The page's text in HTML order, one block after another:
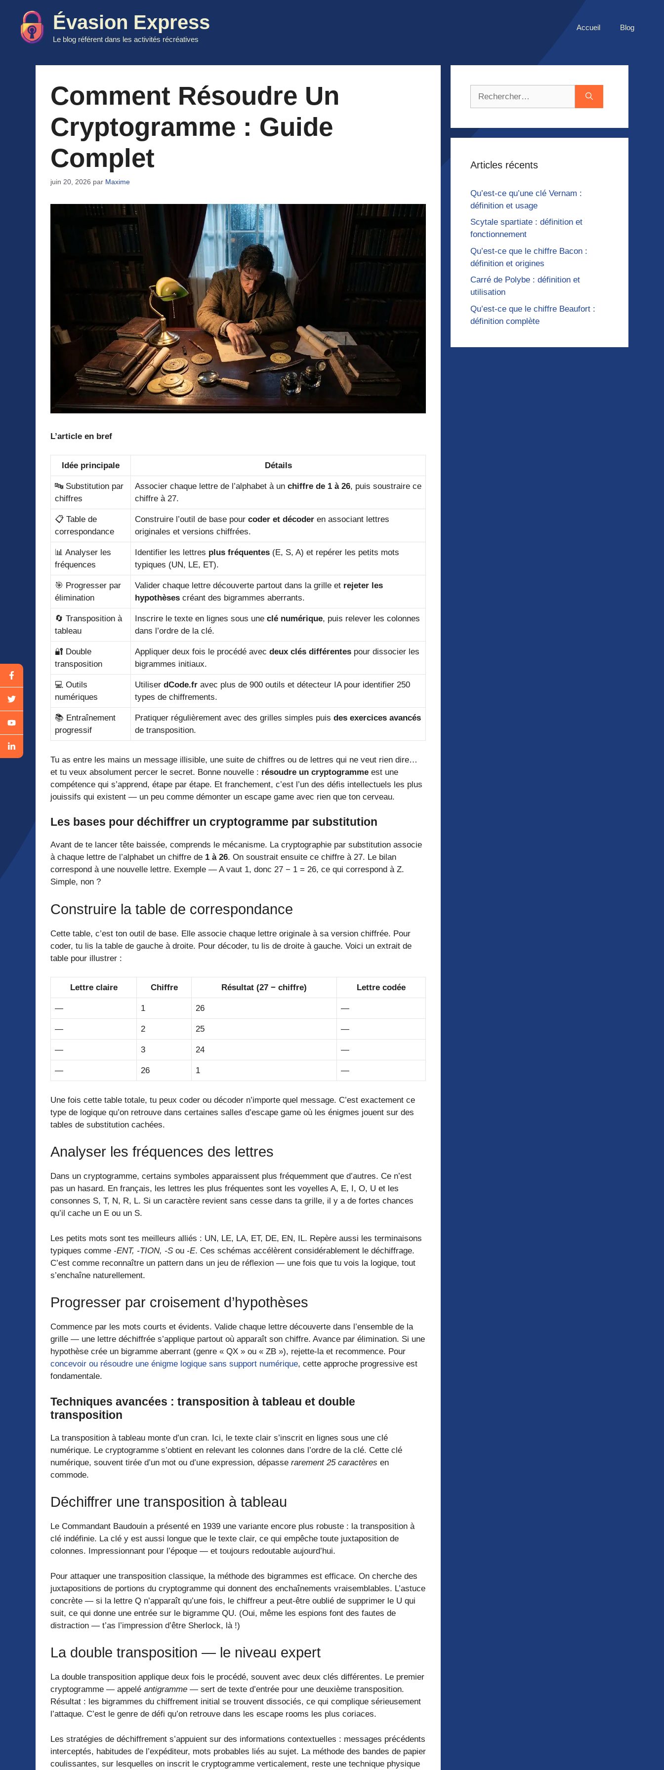
contenu
Évasion Express
Le blog référent dans les activités récréatives
Accueil Blog
Comment Résoudre Un
Cryptogramme : Guide
Complet
juin 20, 2026 par Maxime
L’article en bref
Idée principale Détails
🔤 Substitution par
chiffres
Associer chaque lettre de l’alphabet à un chiffre de 1 à 26, puis soustraire ce
chiffre à 27.
📋 Table de
correspondance
Construire l’outil de base pour coder et décoder en associant lettres
originales et versions chiffrées.
📊 Analyser les
fréquences
Identifier les lettres plus fréquentes (E, S, A) et repérer les petits mots
typiques (UN, LE, ET).
🎯 Progresser par
élimination
Valider chaque lettre découverte partout dans la grille et rejeter les
hypothèses créant des bigrammes aberrants.
🔄 Transposition à
tableau
Inscrire le texte en lignes sous une clé numérique, puis relever les colonnes
dans l’ordre de la clé.
🔐 Double
transposition
Appliquer deux fois le procédé avec deux clés différentes pour dissocier les
bigrammes initiaux.
💻 Outils
numériques
Utiliser dCode.fr avec plus de 900 outils et détecteur IA pour identifier 250
types de chiffrements.
📚 Entraînement
progressif
Pratiquer régulièrement avec des grilles simples puis des exercices avancés
de transposition.
Tu as entre les mains un message illisible, une suite de chiffres ou de lettres qui ne veut rien dire…
et tu veux absolument percer le secret. Bonne nouvelle : résoudre un cryptogramme est une
compétence qui s’apprend, étape par étape. Et franchement, c’est l’un des défis intellectuels les plus
jouissifs qui existent — un peu comme démonter un escape game avec rien que ton cerveau.
Les bases pour déchiffrer un cryptogramme par substitution
Avant de te lancer tête baissée, comprends le mécanisme. La cryptographie par substitution associe
à chaque lettre de l’alphabet un chiffre de 1 à 26. On soustrait ensuite ce chiffre à 27. Le bilan
correspond à une nouvelle lettre. Exemple — A vaut 1, donc 27 − 1 = 26, ce qui correspond à Z.
Simple, non ?
Construire la table de correspondance
Cette table, c’est ton outil de base. Elle associe chaque lettre originale à sa version chiffrée. Pour
coder, tu lis la table de gauche à droite. Pour décoder, tu lis de droite à gauche. Voici un extrait de
table pour illustrer :
Lettre claire Chiffre Résultat (27 − chiffre) Lettre codée
— 1 26 —
— 2 25 —
— 3 24 —
— 26 1 —
Une fois cette table totale, tu peux coder ou décoder n’importe quel message. C’est exactement ce
type de logique qu’on retrouve dans certaines salles d’escape game où les énigmes jouent sur des
tables de substitution cachées.
Analyser les fréquences des lettres
Dans un cryptogramme, certains symboles apparaissent plus fréquemment que d’autres. Ce n’est
pas un hasard. En français, les lettres les plus fréquentes sont les voyelles A, E, I, O, U et les
consonnes S, T, N, R, L. Si un caractère revient sans cesse dans ta grille, il y a de fortes chances
qu’il cache un E ou un S.
Les petits mots sont tes meilleurs alliés : UN, LE, LA, ET, DE, EN, IL. Repère aussi les terminaisons
typiques comme -ENT, -TION, -S ou -E. Ces schémas accélèrent considérablement le déchiffrage.
C’est comme reconnaître un pattern dans un jeu de réflexion — une fois que tu vois la logique, tout
s’enchaîne naturellement.
Progresser par croisement d’hypothèses
Commence par les mots courts et évidents. Valide chaque lettre découverte dans l’ensemble de la
grille — une lettre déchiffrée s’applique partout où apparaît son chiffre. Avance par élimination. Si une
hypothèse crée un bigramme aberrant (genre « QX » ou « ZB »), rejette-la et recommence. Pour
concevoir ou résoudre une énigme logique sans support numérique, cette approche progressive est
fondamentale.
Techniques avancées : transposition à tableau et double
transposition
La transposition à tableau monte d’un cran. Ici, le texte clair s’inscrit en lignes sous une clé
numérique. Le cryptogramme s’obtient en relevant les colonnes dans l’ordre de la clé. Cette clé
numérique, souvent tirée d’un mot ou d’une expression, dépasse rarement 25 caractères en
commode.
Déchiffrer une transposition à tableau
Le Commandant Baudouin a présenté en 1939 une variante encore plus robuste : la transposition à
clé indéfinie. La clé y est aussi longue que le texte clair, ce qui empêche toute juxtaposition de
colonnes. Impressionnant pour l’époque — et toujours redoutable aujourd’hui.
Pour attaquer une transposition classique, la méthode des bigrammes est efficace. On cherche des
juxtapositions de portions du cryptogramme qui donnent des enchaînements vraisemblables. L’astuce
concrète — si la lettre Q n’apparaît qu’une fois, le chiffreur a peut-être oublié de supprimer le U qui
suit, ce qui donne une entrée sur le bigramme QU. (Oui, même les espions font des fautes de
distraction — t’as l’impression d’être Sherlock, là !)
La double transposition — le niveau expert
La double transposition applique deux fois le procédé, souvent avec deux clés différentes. Le premier
cryptogramme — appelé antigramme — sert de texte d’entrée pour une deuxième transposition.
Résultat : les bigrammes du chiffrement initial se trouvent dissociés, ce qui complique sérieusement
l’attaque. C’est le genre de défi qu’on retrouve dans les escape rooms les plus coriaces.
Les stratégies de déchiffrement s’appuient sur des informations contextuelles : messages précédents
interceptés, habitudes de l’expéditeur, mots probables liés au sujet. La méthode des bandes de papier
coulissantes, sur lesquelles on inscrit le cryptogramme verticalement, reste une technique physique
Articles récents
Qu’est-ce qu’une clé Vernam :
définition et usage
Scytale spartiate : définition et
fonctionnement
Qu’est-ce que le chiffre Bacon :
définition et origines
Carré de Polybe : définition et
utilisation
Qu’est-ce que le chiffre Beaufort :
définition complète